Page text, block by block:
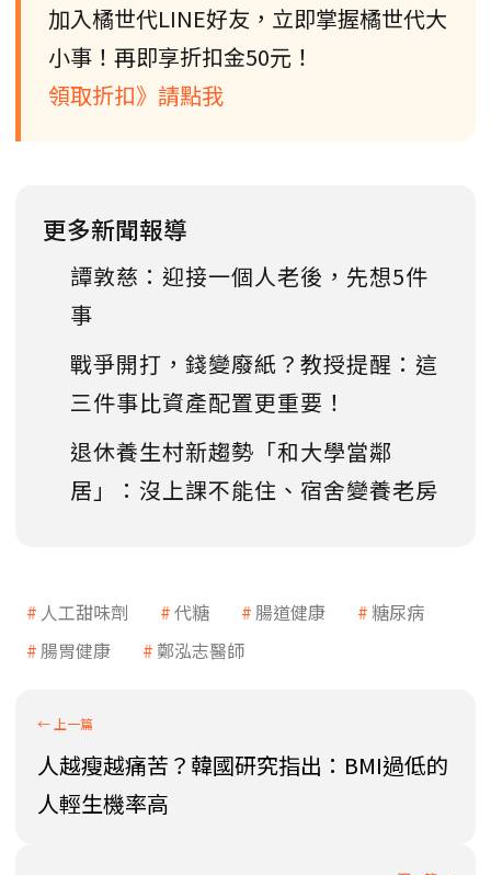
加入橘世代LINE好友，立即掌握橘世代大
小事！再即享折扣金50元！
領取折扣》請點我
更多新聞報導
譚敦慈：迎接一個人老後，先想5件
事
戰爭開打，錢變廢紙？教授提醒：這
三件事比資產配置更重要！
退休養生村新趨勢「和大學當鄰
居」：沒上課不能住、宿舍變養老房
人工甜味劑 代糖 腸道健康
糖尿病
腸胃健康
鄭泓志醫師
人越瘦越痛苦？韓國研究指出：BMI過低的
人輕生機率高